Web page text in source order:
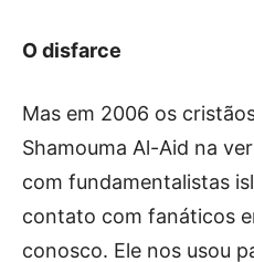
O disfarce
Mas em 2006 os
Shamouma Al-Aid na
com fundamentalistas
contato com fanáticos
conosco. Ele nos usou